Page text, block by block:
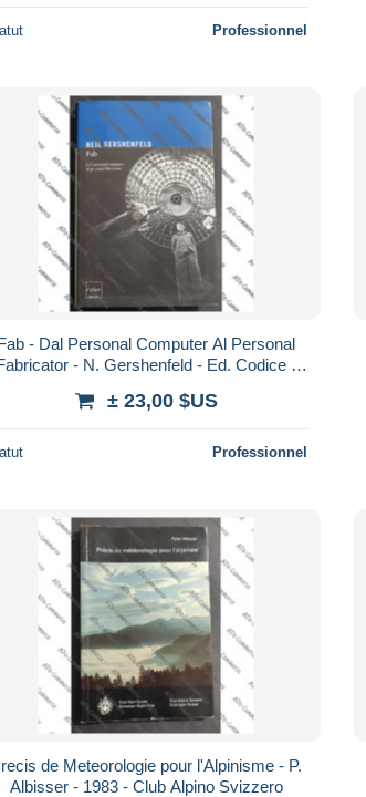
Professionnel
- Dal Personal Computer Al Personal
- N. Gershenfeld - Ed. Codice -
± 23,00 $US
Professionnel
de Meteorologie pour l'Alpinisme - P.
Albisser - 1983 - Club Alpino Svizzero